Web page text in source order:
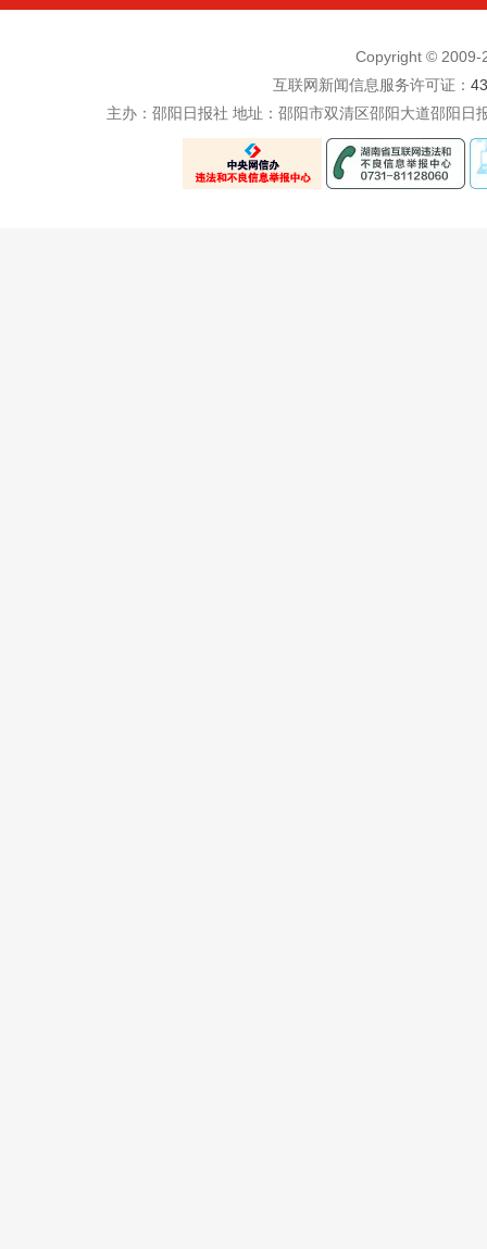
Copyright © 2009-
互联网新闻信息服务许可证：
主办：邵阳日报社 地址：邵阳市双清区邵阳大道邵阳